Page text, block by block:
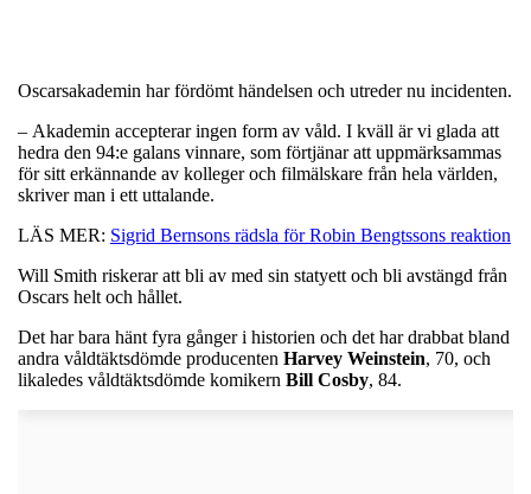
Oscarsakademin har fördömt händelsen och utreder nu incidenten.
– Akademin accepterar ingen form av våld. I kväll är vi glada att
hedra den 94:e galans vinnare, som förtjänar att uppmärksammas
för sitt erkännande av kolleger och filmälskare från hela världen,
skriver man i ett uttalande.
LÄS MER: Sigrid Bernsons rädsla för Robin Bengtssons reaktion
Will Smith riskerar att bli av med sin statyett och bli avstängd från
Oscars helt och hållet.
Det har bara hänt fyra gånger i historien och det har drabbat bland
andra våldtäktsdömde producenten Harvey Weinstein, 70, och
likaledes våldtäktsdömde komikern Bill Cosby, 84.